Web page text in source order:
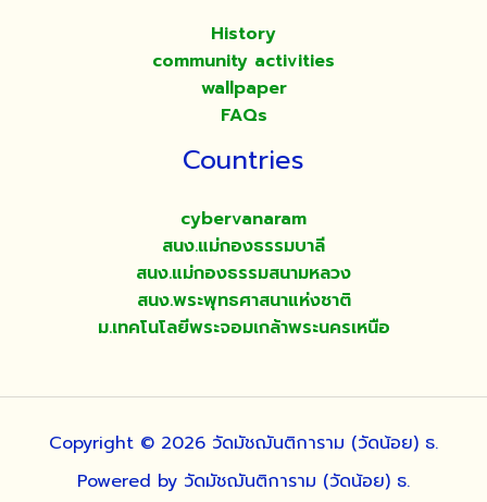
History
community activities
wallpaper
FAQs
Countries
cybervanaram
สนง.แม่กองธรรมบาลี
สนง.แม่กองธรรมสนามหลวง
สนง.พระพุทธศาสนาแห่งชาติ
ม.เทคโนโลยีพระจอมเกล้าพระนครเหนือ
Copyright © 2026 วัดมัชฌันติการาม (วัดน้อย) ธ.
Powered by วัดมัชฌันติการาม (วัดน้อย) ธ.